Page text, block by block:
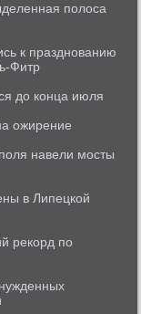
полоса
к празднованию
Фитр
до конца июля
ожирение
навели мосты
в Липецкой
рекорд по